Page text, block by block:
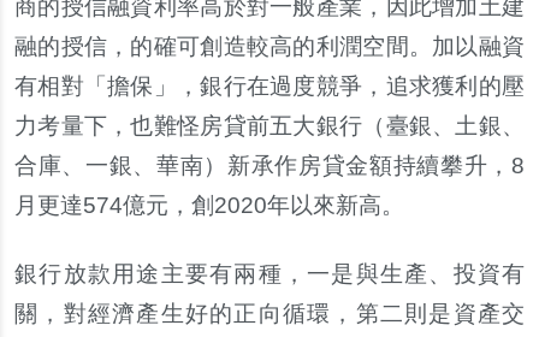
商的授信融資利率高於對一般產業，因此增加土建
融的授信，的確可創造較高的利潤空間。加以融資
有相對「擔保」，銀行在過度競爭，追求獲利的壓
力考量下，也難怪房貸前五大銀行（臺銀、土銀、
合庫、一銀、華南）新承作房貸金額持續攀升，8
月更達574億元，創2020年以來新高。
銀行放款用途主要有兩種，一是與生產、投資有
關，對經濟產生好的正向循環，第二則是資產交